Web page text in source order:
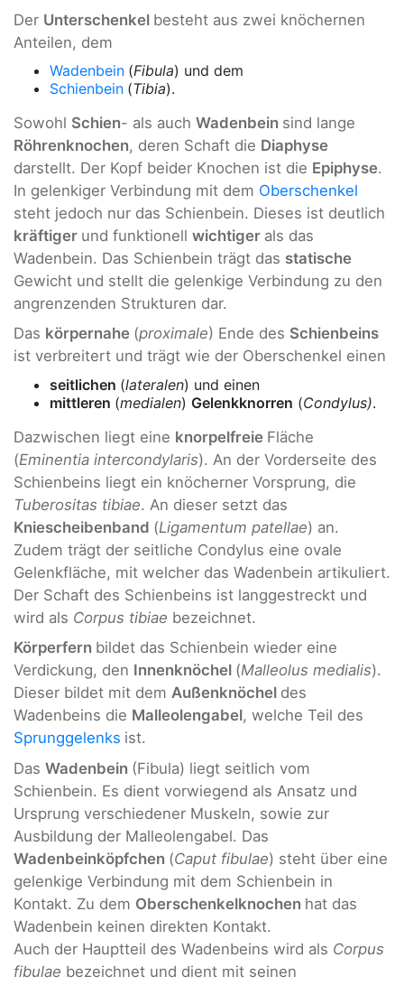
Der Unterschenkel besteht aus zwei knöchernen
Anteilen, dem
Wadenbein (Fibula) und dem
Schienbein (Tibia).
Sowohl Schien- als auch Wadenbein sind lange
Röhrenknochen, deren Schaft die Diaphyse
darstellt. Der Kopf beider Knochen ist die Epiphyse.
In gelenkiger Verbindung mit dem Oberschenkel
steht jedoch nur das Schienbein. Dieses ist deutlich
kräftiger und funktionell wichtiger als das
Wadenbein. Das Schienbein trägt das statische
Gewicht und stellt die gelenkige Verbindung zu den
angrenzenden Strukturen dar.
Das körpernahe (proximale) Ende des Schienbeins
ist verbreitert und trägt wie der Oberschenkel einen
seitlichen (lateralen) und einen
mittleren (medialen) Gelenkknorren (Condylus).
Dazwischen liegt eine knorpelfreie Fläche
(Eminentia intercondylaris). An der Vorderseite des
Schienbeins liegt ein knöcherner Vorsprung, die
Tuberositas tibiae. An dieser setzt das
Kniescheibenband (Ligamentum patellae) an.
Zudem trägt der seitliche Condylus eine ovale
Gelenkfläche, mit welcher das Wadenbein artikuliert.
Der Schaft des Schienbeins ist langgestreckt und
wird als Corpus tibiae bezeichnet.
Körperfern bildet das Schienbein wieder eine
Verdickung, den Innenknöchel (Malleolus medialis).
Dieser bildet mit dem Außenknöchel des
Wadenbeins die Malleolengabel, welche Teil des
Sprunggelenks ist.
Das Wadenbein (Fibula) liegt seitlich vom
Schienbein. Es dient vorwiegend als Ansatz und
Ursprung verschiedener Muskeln, sowie zur
Ausbildung der Malleolengabel. Das
Wadenbeinköpfchen (Caput fibulae) steht über eine
gelenkige Verbindung mit dem Schienbein in
Kontakt. Zu dem Oberschenkelknochen hat das
Wadenbein keinen direkten Kontakt.
Auch der Hauptteil des Wadenbeins wird als Corpus
fibulae bezeichnet und dient mit seinen